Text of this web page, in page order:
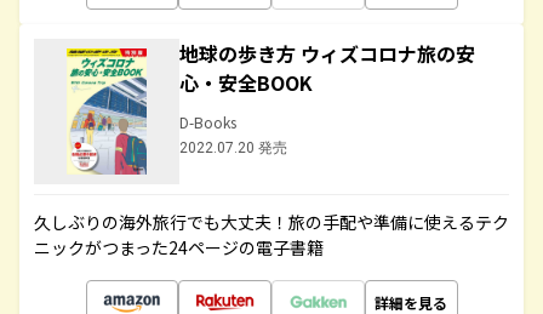
地球の歩き方 ウィズコロナ旅の安
心・安全BOOK
D-Books
2022.07.20 発売
久しぶりの海外旅行でも大丈夫！旅の手配や準備に使えるテク
ニックがつまった24ページの電子書籍
詳細を見る